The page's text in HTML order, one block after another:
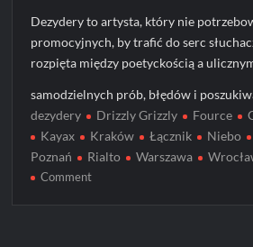
Dezydery to artysta, który nie
promocyjnych, by trafić do serc
rozpięta między poetyckością a
samodzielnych prób, błędów i
dezydery Drizzly Grizzly Fource
Kayax
Kraków Łącznik Niebo
Poznań
Rialto Warszawa
Commenton